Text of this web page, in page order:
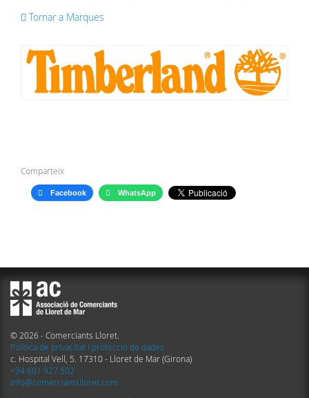
Tornar a Marques
Comparteix
Facebook WhatsApp
© 2026 - Comerciants Lloret.
Política de privacitat i protecció de dades
c. Hospital Vell, 5. 17310 - Lloret de Mar (Girona)
+34 601 927 502
info@comerciantslloret.com